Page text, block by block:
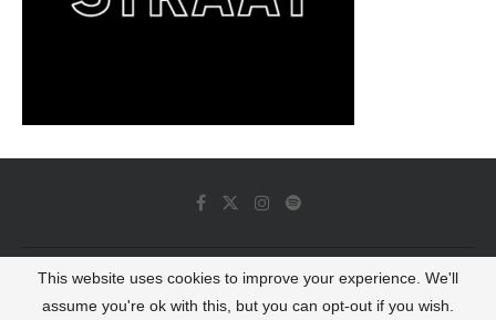
© 2022 - Luminous Dash All Rights Reserved
This website uses cookies to improve your experience. We'll
assume you're ok with this, but you can opt-out if you wish.